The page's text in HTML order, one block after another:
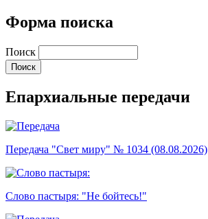
Форма поиска
Поиск
Епархиальные передачи
Передача "Свет миру" № 1034 (08.08.2026)
Слово пастыря: "Не бойтесь!"